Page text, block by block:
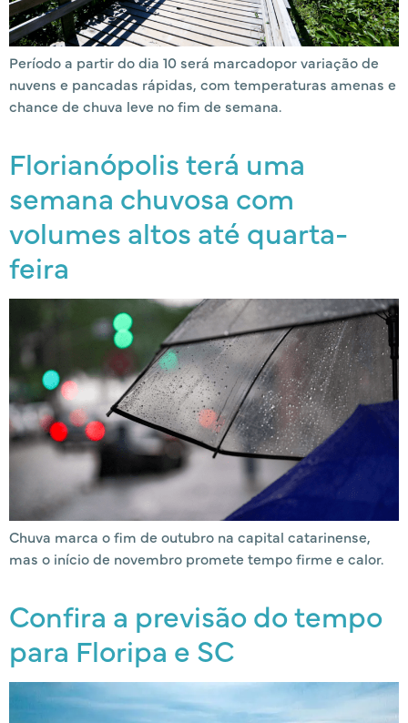
Período a partir do dia 10 será marcadopor variação de
nuvens e pancadas rápidas, com temperaturas amenas e
chance de chuva leve no fim de semana.
Florianópolis terá uma
semana chuvosa com
volumes altos até quarta-
feira
Chuva marca o fim de outubro na capital catarinense,
mas o início de novembro promete tempo firme e calor.
Confira a previsão do tempo
para Floripa e SC